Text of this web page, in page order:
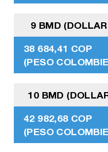
9 BMD
38 684,41 COP
(PESO
10 BMD
42 982,68 COP
(PESO